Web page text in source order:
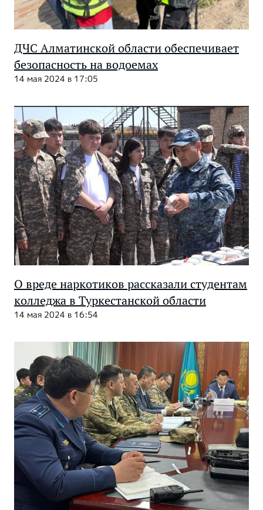
ДЧС Алматинской области обеспечивает
безопасность на водоемах
14 мая 2024 в 17:05
О вреде наркотиков рассказали студентам
колледжа в Туркестанской области
14 мая 2024 в 16:54